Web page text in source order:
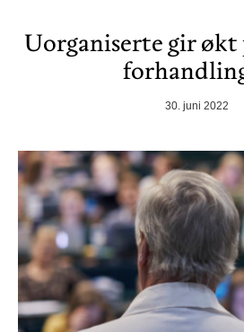
Uorganiserte gir
30. juni 2022